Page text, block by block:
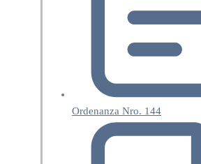
Ordenanza Nro. 144